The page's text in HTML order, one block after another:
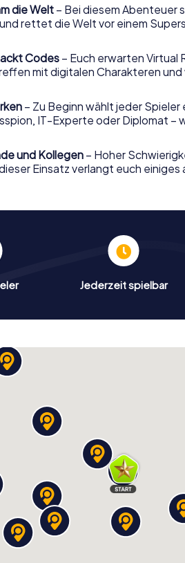
die Welt – Bei diesem Abenteuer
rettet die Welt vor einem
Codes – Euch erwarten Virtual
mit digitalen Charakteren und
– Zu Beginn wählt jeder Spieler
IT-Experte oder Diplomat –
und Kollegen – Hoher
Einsatz verlangt euch einiges
Jederzeit spielbar